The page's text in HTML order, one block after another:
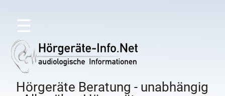
☰
Hörgeräte Beratung - unabhängig